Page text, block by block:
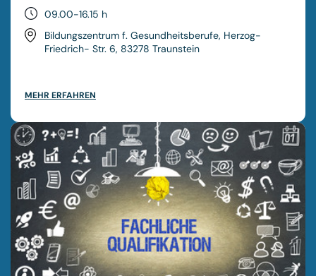
09.00-16.15 h
Bildungszentrum f. Gesundheitsberufe, Herzog-
Friedrich- Str. 6, 83278 Traunstein
MEHR ERFAHREN